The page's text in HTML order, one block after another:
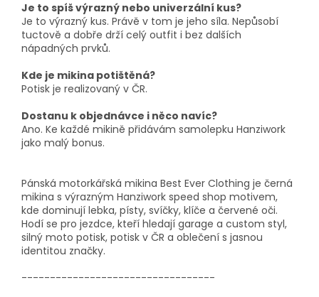
Je to spíš výrazný nebo univerzální kus?
Je to výrazný kus. Právě v tom je jeho síla. Nepůsobí
tuctově a dobře drží celý outfit i bez dalších
nápadných prvků.
Kde je mikina potištěná?
Potisk je realizovaný v ČR.
Dostanu k objednávce i něco navíc?
Ano. Ke každé mikině přidávám samolepku Hanziwork
jako malý bonus.
Pánská motorkářská mikina Best Ever Clothing je černá
mikina s výrazným Hanziwork speed shop motivem,
kde dominují lebka, písty, svíčky, klíče a červené oči.
Hodí se pro jezdce, kteří hledají garage a custom styl,
silný moto potisk, potisk v ČR a oblečení s jasnou
identitou značky.
----------------------------------